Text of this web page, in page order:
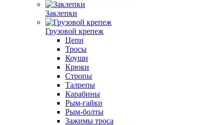
Заклепки
Грузовой крепеж
Цепи
Тросы
Коуши
Крюки
Стропы
Талрепы
Карабины
Рым-гайки
Рым-болты
Зажимы троса